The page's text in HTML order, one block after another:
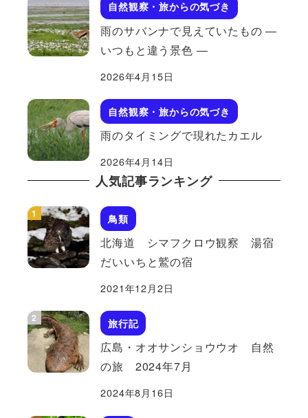
自然観察・旅からの気づき
雨のサバンナで見えていたもの ―
いつもと違う景色 ―
2026年4月15日
自然観察・旅からの気づき
雨のタイミングで現れたカエル
2026年4月14日
人気記事ランキング
鳥類
北海道 シマフクロウ観察 湯宿
だいいちと鷲の宿
2021年12月2日
旅行記
広島・オオサンショウウオ 自然
の旅 2024年7月
2024年8月16日